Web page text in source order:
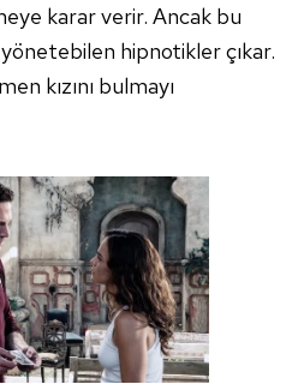
karar verir. Ancak bu
yönetebilen hipnotikler çıkar.
kızını bulmayı